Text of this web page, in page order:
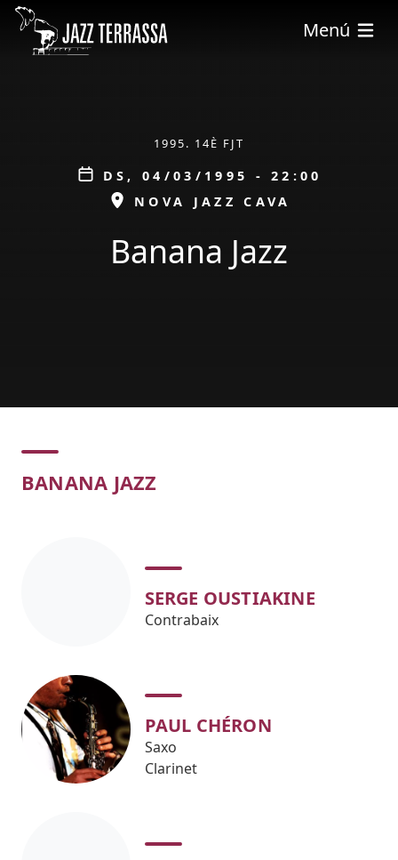
Vés al contingut
Menú
1995. 14È FJT
Data
DS, 04/03/1995 - 22:00
ESPAI
NOVA JAZZ CAVA
Banana Jazz
Concert
BANANA JAZZ
SERGE OUSTIAKINE
Contrabaix
PAUL CHÉRON
Saxo
Clarinet